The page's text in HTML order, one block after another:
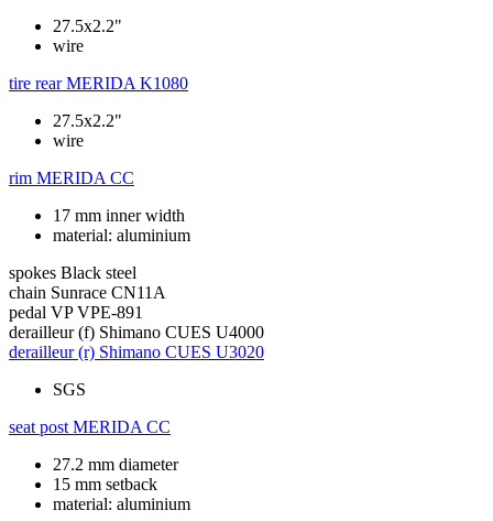
27.5x2.2"
wire
tire rear MERIDA K1080
27.5x2.2"
wire
rim MERIDA CC
17 mm inner width
material: aluminium
spokes Black steel
chain Sunrace CN11A
pedal VP VPE-891
derailleur (f) Shimano CUES U4000
derailleur (r) Shimano CUES U3020
SGS
seat post MERIDA CC
27.2 mm diameter
15 mm setback
material: aluminium